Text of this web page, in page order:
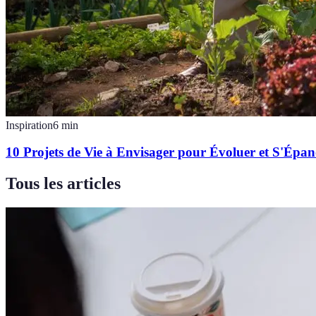
Inspiration6 min
10 Projets de Vie à Envisager pour Évoluer et
Tous les articles